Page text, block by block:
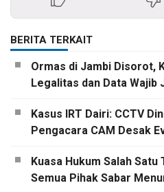
BERITA TERKAIT
Ormas di Jambi Disorot,
Legalitas dan Data Wajib
Kasus IRT Dairi: CCTV
Pengacara CAM Desak
Kuasa Hukum Salah
Semua Pihak Sabar